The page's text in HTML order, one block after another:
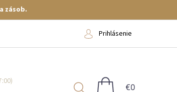
zásob.
Prihlásenie
NÁKUPNÝ